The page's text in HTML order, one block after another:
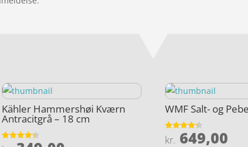
Kähler Hammershøi Kværn
Antracitgrå – 18 cm
Vurderet
WMF Salt- og
Vurderet
4.3
kr. 649,00